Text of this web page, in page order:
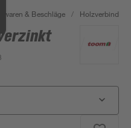
& Beschläge / Holzverbinder